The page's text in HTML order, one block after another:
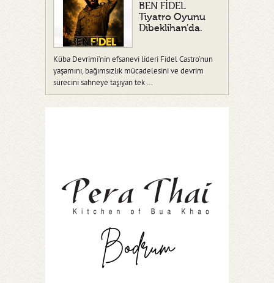
BEN FİDEL
Tiyatro Oyunu
Dibeklihan’da.
Küba Devrimi’nin efsanevi lideri Fidel Castro’nun
yaşamını, bağımsızlık mücadelesini ve devrim
sürecini sahneye taşıyan tek …